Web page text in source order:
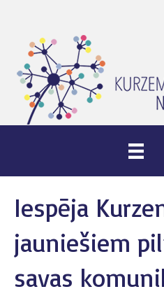
Iespēja
jauniešiem
savas